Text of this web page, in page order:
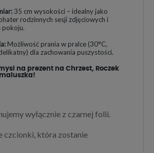
35 cm wysokości – idealny jako
rodzinnych sesji zdjęciowych i
pokoju.
Możliwość prania w pralce (30°C,
dla zachowania puszystości.
na prezent na Chrzest, Roczek
wyłącznie z czarnej folii.
czcionki, która zostanie